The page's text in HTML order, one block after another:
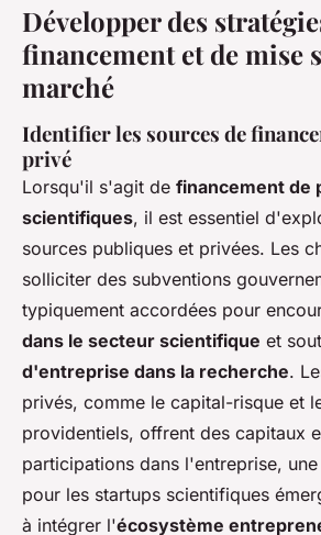
Développer des
financement et de mise
marché
Identifier les sources de
privé
Lorsqu'il s'agit de financement de
scientifiques, il est essentiel
sources publiques et privées. Les
solliciter des subventions
typiquement accordées pour
dans le secteur scientifique et
d'entreprise dans la recherche.
privés, comme le capital-risque et
providentiels, offrent des capitaux
participations dans l'entreprise,
pour les startups scientifiques
à intégrer l'écosystème